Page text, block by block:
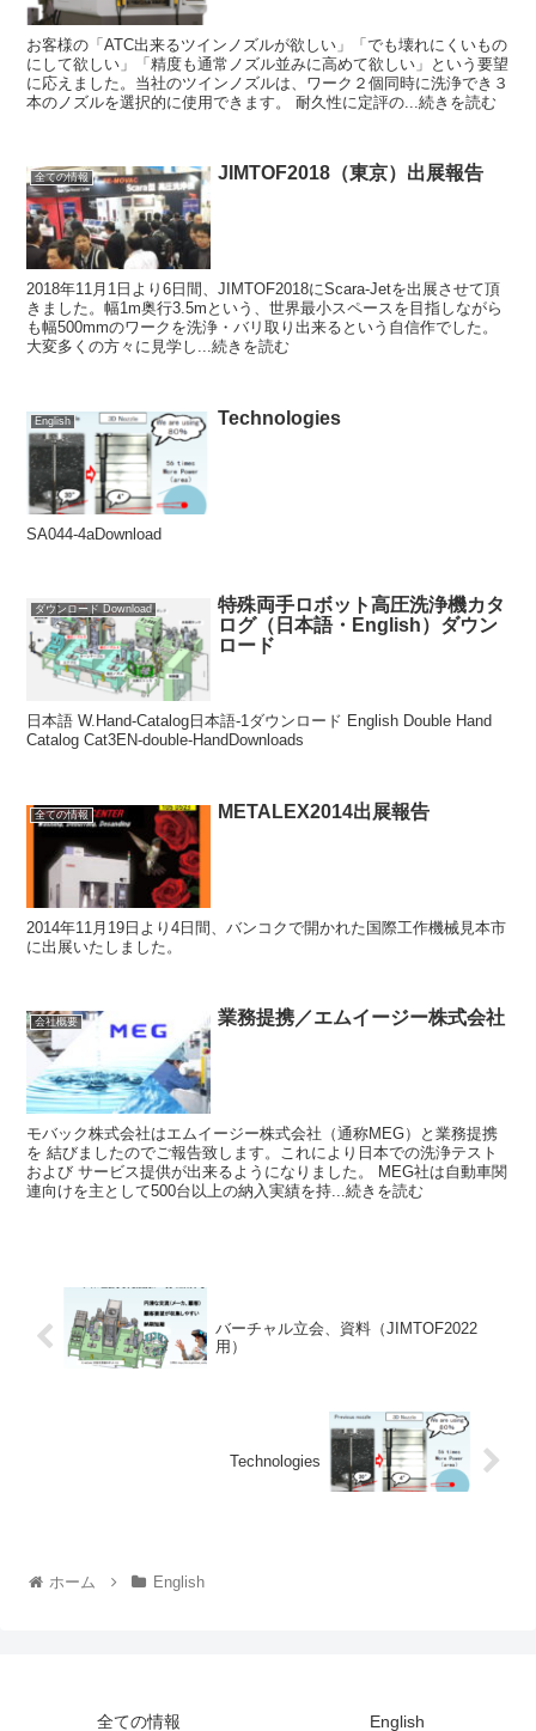
お客様の「ATC出来るツインノズルが欲しい」「でも壊れにくいもの
にして欲しい」「精度も通常ノズル並みに高めて欲しい」という要望
に応えました。当社のツインノズルは、ワーク２個同時に洗浄でき３
本のノズルを選択的に使用できます。 耐久性に定評の...続きを読む
全ての情報 JIMTOF2018（東京）出展報告
2018年11月1日より6日間、JIMTOF2018にScara-Jetを出展させて頂
きました。幅1m奥行3.5mという、世界最小スペースを目指しながら
も幅500mmのワークを洗浄・バリ取り出来るという自信作でした。
大変多くの方々に見学し...続きを読む
English Technologies
SA044-4aDownload
ダウンロード Download
特殊両手ロボット高圧洗浄機カタ
ログ（日本語・English）ダウン
ロード
日本語 W.Hand-Catalog日本語-1ダウンロード English Double Hand
Catalog Cat3EN-double-HandDownloads
全ての情報 METALEX2014出展報告
2014年11月19日より4日間、バンコクで開かれた国際工作機械見本市
に出展いたしました。
会社概要 業務提携／エムイージー株式会社
モバック株式会社はエムイージー株式会社（通称MEG）と業務提携
を 結びましたのでご報告致します。これにより日本での洗浄テスト
および サービス提供が出来るようになりました。 MEG社は自動車関
連向けを主として500台以上の納入実績を持...続きを読む
バーチャル立会、資料（JIMTOF2022
用）
Technologies
ホーム English
全ての情報 English